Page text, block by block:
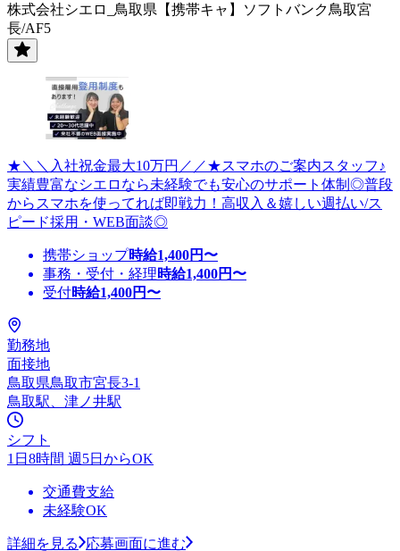
株式会社シエロ_鳥取県【携帯キャ】ソフトバンク鳥取宮
長/AF5
★＼＼入社祝金最大10万円／／★スマホのご案内スタッフ♪
実績豊富なシエロなら未経験でも安心のサポート体制◎普段
からスマホを使ってれば即戦力！高収入＆嬉しい週払い/ス
ピード採用・WEB面談◎
携帯ショップ時給1,400円〜
事務・受付・経理時給1,400円〜
受付時給1,400円〜
勤務地
面接地
鳥取県鳥取市宮長3-1
鳥取駅、津ノ井駅
シフト
1日8時間 週5日からOK
交通費支給
未経験OK
詳細を見る 応募画面に進む